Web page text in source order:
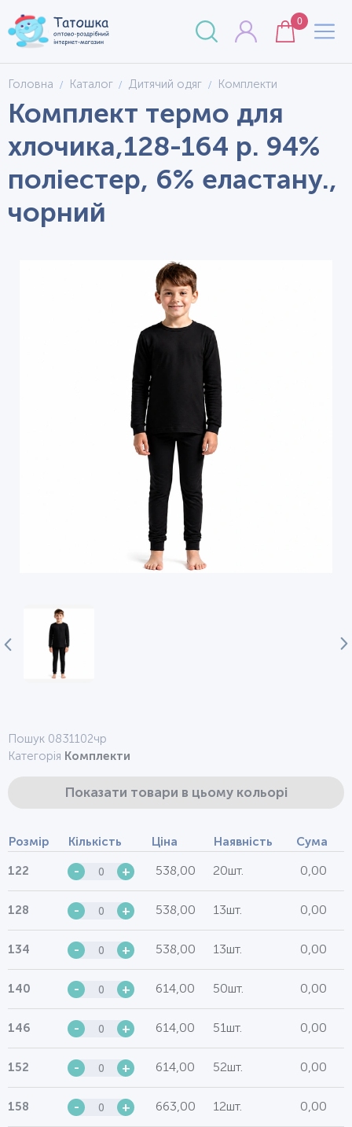
0
Головна Каталог Дитячий одяг Комплекти
Комплект термо для
хлочика,128-164 р. 94%
поліестер, 6% еластану.,
чорний
Пошук 0831102чр
Категорія Комплекти
Показати товари в цьому кольорі
Розмір Кількість Ціна Наявність Сума
122 - + 538,00 20шт. 0,00
128 - + 538,00 13шт. 0,00
134 - + 538,00 13шт. 0,00
140 - + 614,00 50шт. 0,00
146 - + 614,00 51шт. 0,00
152 - + 614,00 52шт. 0,00
158 - + 663,00 12шт. 0,00